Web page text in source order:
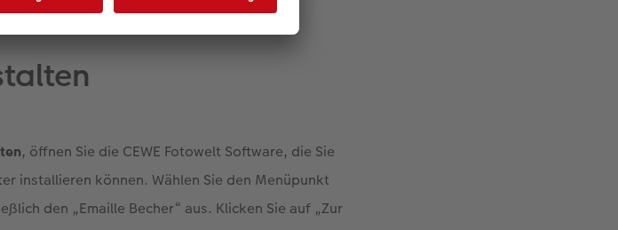
, öffnen Sie die CEWE Fotowelt Software, die Sie
installieren können. Wählen Sie den Menüpunkt
den „Emaille Becher“ aus. Klicken Sie auf „Zur